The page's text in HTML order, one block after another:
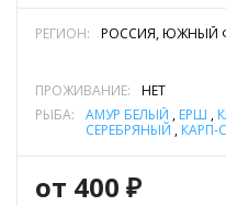
РЕГИОН: РОССИЯ, ЮЖНЫЙ
ПРОЖИВАНИЕ:
НЕТ
РЫБА:
АМУР БЕЛЫЙ , ЁРШ ,
СЕРЕБРЯНЫЙ , КАРП-
от 400 ₽